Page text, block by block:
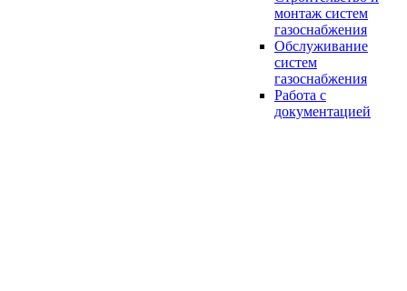
монтаж систем
газоснабжения
Обслуживание
систем
газоснабжения
Работа с
документацией